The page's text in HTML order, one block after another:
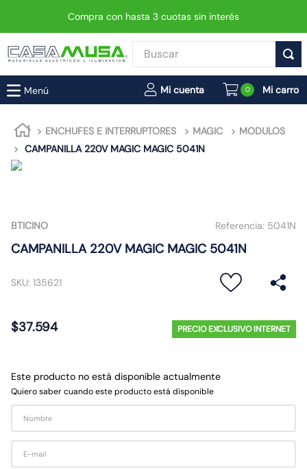
Compra con hasta 3 cuotas sin interés
Buscar
0
ENCHUFES E INTERRUPTORES MAGIC
MODULOS
CAMPANILLA 220V MAGIC MAGIC 5041N
BTICINO Referencia: 5041N
CAMPANILLA 220V MAGIC MAGIC 5041N
SKU: 135621
$37.594 PRECIO EXCLUSIVO INTERNET
Este producto no está disponible actualmente
Quiero saber cuando este producto está disponible
TÉRMINOS MÁS BUSCADOS
1.
interruptor
2.
enchufe
3.
luminaria vial led neo
7 .
foco led
proyector led
. caja